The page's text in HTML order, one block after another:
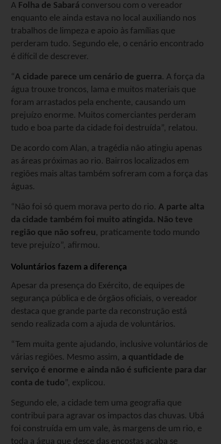
A Folha de Sabará conversou com o vereador
enquanto ele ainda estava no local auxiliando nos
trabalhos de limpeza e apoio às famílias que
perderam tudo. Segundo ele, o cenário encontrado
é difícil de descrever.
“A cidade parece um cenário de guerra. A força da
água trouxe troncos, lama e muitos materiais que
foram arrastados pela enchente, causando um
prejuízo enorme. Muitos comerciantes perderam
tudo e boa parte da cidade foi destruída”, relatou.
De acordo com Alan, a tragédia não atingiu apenas
as áreas próximas ao rio. Bairros localizados em
regiões mais altas também sofreram com a força das
águas.
“Não foi só quem morava perto do rio.A parte alta
da cidade também foi muito atingida. Não teve
região que não sofreu, praticamente todo mundo
teve prejuízo”, afirmou.
Voluntários fazem a diferença
Apesar da presença do Exército, de equipes de
segurança pública e de órgãos oficiais, o vereador
destaca que grande parte da reconstrução está
sendo realizada com a ajuda de voluntários.
“Tem muita gente ajudando, inclusive voluntários de
várias regiões. Mesmo assim, a quantidade de
serviço é enorme e ainda não é suficiente para dar
conta de tudo”, explicou.
Segundo ele, a cidade tem uma geografia que
contribui para agravar os impactos das chuvas. Ubá
foi construída em um vale, às margens de um rio, e
toda a água que desce das encostas acaba se